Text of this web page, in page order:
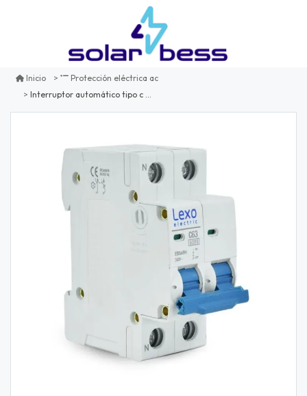
Inicio
Protección eléctrica ac
Interruptor automático tipo c 2p 25a